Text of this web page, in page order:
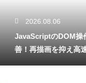
2026.08.06
JavaScriptのDOM操
善！再描画を抑え高